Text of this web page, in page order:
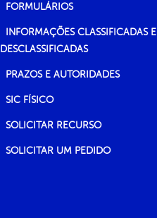
FORMULÁRIOS
INFORMAÇÕES CLASSIFICADAS E
DESCLASSIFICADAS
PRAZOS E AUTORIDADES
SIC FÍSICO
SOLICITAR RECURSO
SOLICITAR UM PEDIDO